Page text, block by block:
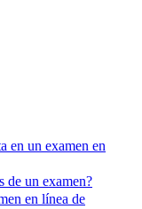
en un examen en
de un examen?
en línea de